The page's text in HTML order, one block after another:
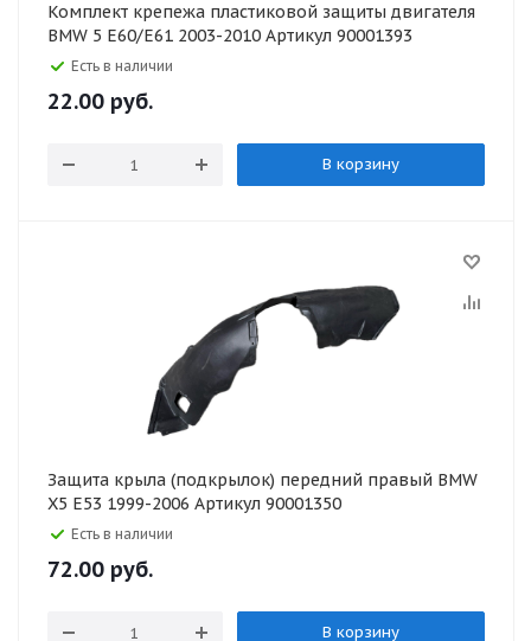
Комплект крепежа пластиковой защиты двигателя
BMW 5 E60/E61 2003-2010 Артикул 90001393
Есть в наличии
22.00 руб.
В корзину
Защита крыла (подкрылок) передний правый BMW
X5 E53 1999-2006 Артикул 90001350
Есть в наличии
72.00 руб.
В корзину